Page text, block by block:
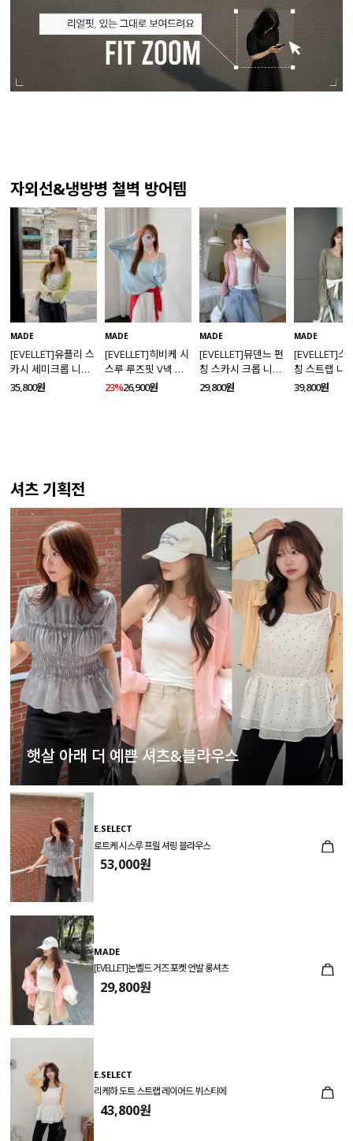
자외선&냉방병 철벽 방어템
MADE
[EVELLET]유플리 스
카시 세미크롭 니트
가디건
35,800원
MADE
[EVELLET]히비케 시
스루 루즈핏 V넥 니
트
23%26,900원
MADE
[EVELLET]뮤덴느 펀
칭 스카시 크롭 니트
가디건
29,800원
MADE
[EVELLET]스
칭 스트랩 니
39,800원
셔츠 기획전
햇살 아래 더 예쁜 셔츠&블라우스
E.SELECT
로트케 시스루 프릴 셔링 블라우스
53,000원
MADE
[EVELLET]논벨드 거즈 포켓 언발 롱셔츠
29,800원
E.SELECT
리케하 도트 스트랩 레이어드 뷔스티에
43,800원